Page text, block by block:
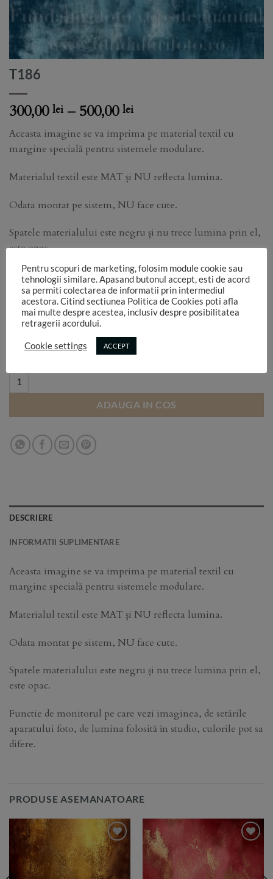
T186
300,00 lei – 500,00 leiPrice
300,00 lei
through
500,00 lei
Aceasta imagine se va imprima pe material textil cu
margine specială pentru sistemele modulare.
Materialul textil este MAT și NU reflecta lumina.
Odata montat pe sistem, NU face cute.
Spatele materialului este negru și nu trece lumina prin el,
este opac.
Functie de monitorul pe care vezi imaginea, de setările
aparatului foto, de lumina folosită în studio, culorile pot sa
difere.
Selectează dimensiunea:
T186 quantity
ADAUGA IN COS
DESCRIERE
INFORMATII SUPLIMENTARE
Aceasta imagine se va imprima pe material textil cu
margine specială pentru sistemele modulare.
Materialul textil este MAT și NU reflecta lumina.
Odata montat pe sistem, NU face cute.
Spatele materialului este negru și nu trece lumina prin el,
este opac.
Functie de monitorul pe care vezi imaginea, de setările
aparatului foto, de lumina folosită în studio, culorile pot sa
difere.
PRODUSE ASEMANATOARE
Add to
Wishlist
Add to
Wishlist
Pentru scopuri de marketing, folosim module cookie sau
tehnologii similare. Apasand butonul accept, esti de acord
sa permiti colectarea de informatii prin intermediul
acestora. Citind sectiunea Politica de Cookies poti afla
mai multe despre acestea, inclusiv despre posibilitatea
retragerii acordului.
Cookie settings ACCEPT